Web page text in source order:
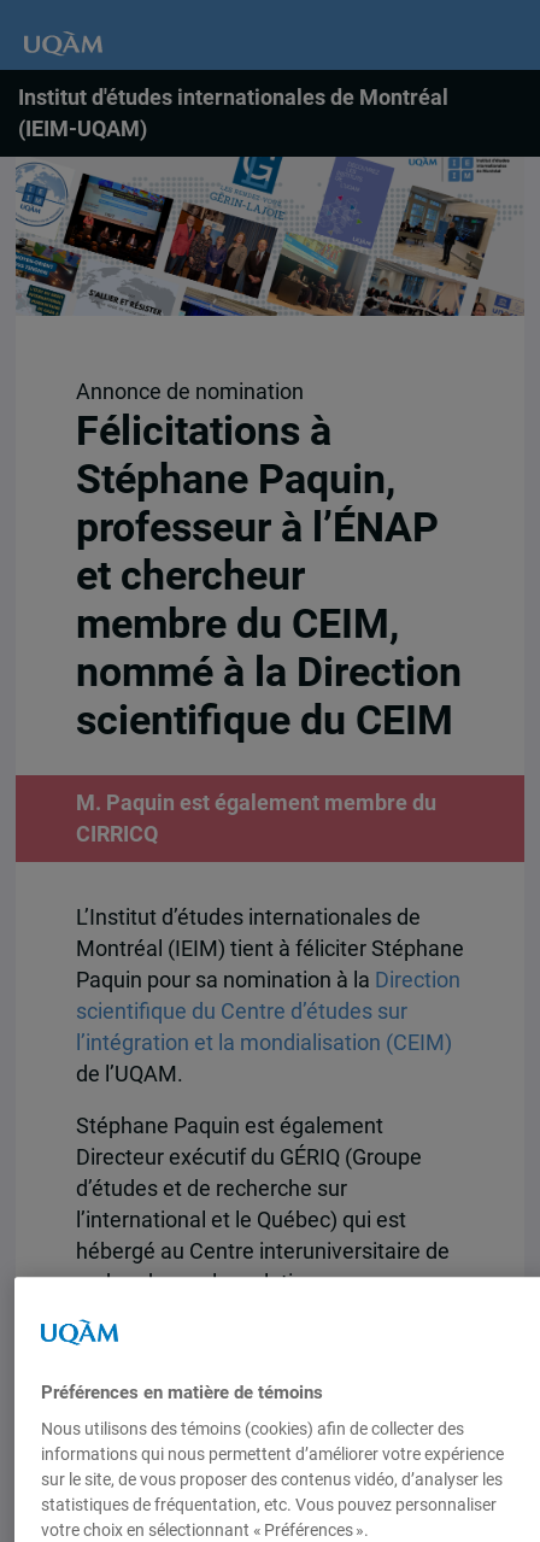
Institut d'études internationales de Montréal
(IEIM-UQAM)
Annonce de nomination
Félicitations à
Stéphane Paquin,
professeur à l’ÉNAP
et chercheur
membre du CEIM,
nommé à la Direction
scientifique du CEIM
M. Paquin est également membre du
CIRRICQ
L’Institut d’études internationales de
Montréal (IEIM) tient à féliciter Stéphane
Paquin pour sa nomination à la Direction
scientifique du Centre d’études sur
l’intégration et la mondialisation (CEIM)
de l’UQAM.
Stéphane Paquin est également
Directeur exécutif du GÉRIQ (Groupe
d’études et de recherche sur
l’international et le Québec) qui est
hébergé au Centre interuniversitaire de
recherche sur les relations
internationales du Canada et du Québec
(CIRRICQ
Vous pouvez visiter son site Internet
pour consulter toutes les publications de
Stéphane Paquin.
Préférences en matière de témoins
Nous utilisons des témoins (cookies) afin de collecter des
informations qui nous permettent d’améliorer votre expérience
sur le site, de vous proposer des contenus vidéo, d’analyser les
statistiques de fréquentation, etc. Vous pouvez personnaliser
votre choix en sélectionnant « Préférences ».